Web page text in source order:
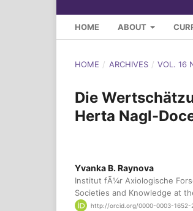
HOME ABOUT
HOME / ARCHIVES / VOL. 16
Die
Herta Nagl-
Yvanka B. Raynova
Institut fÃ¼r Axiologische
Societies and Knowledge at
http://orcid.org/0000-0003-1652-